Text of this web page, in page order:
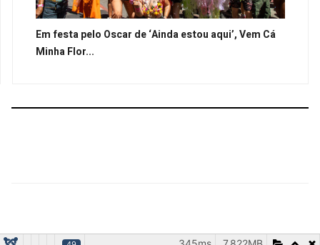
Em festa pelo Oscar de ‘Ainda estou aqui’, Vem Cá
Minha Flor...